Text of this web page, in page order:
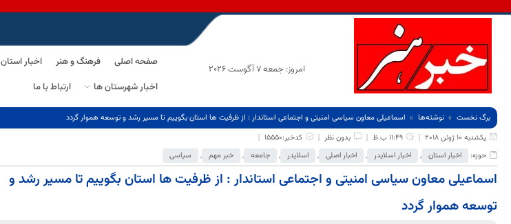
امروز: جمعه 7 آگوست 2026
صفحه اصلی فرهنگ و هنر اخبار استان
اخبار شهرستان ها
ارتباط با ما
برگ نخست نوشته‌ها
اسماعیلی معاون سیاسی امنیتی و اجتماعی استاندار : از ظرفیت ها استان بگوییم تا مسیر رشد و توسعه هموار گردد
یکشنبه 10 ژوئن 2018
11:49 ب.ظ بدون نظر
کدخبر:15550
حوزه:
اخبار استان , اخبار اسلایدر , اخبار اصلی , اسلایدر , جامعه , خبر مهم , سیاسی
اسماعیلی معاون سیاسی امنیتی و اجتماعی استاندار : از ظرفیت ها استان بگوییم تا مسیر رشد و
توسعه هموار گردد